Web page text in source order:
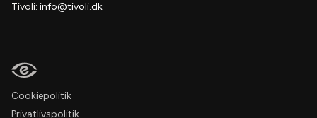
Tivoli: info@tivoli.dk
Cookiepolitik
Privatlivspolitik